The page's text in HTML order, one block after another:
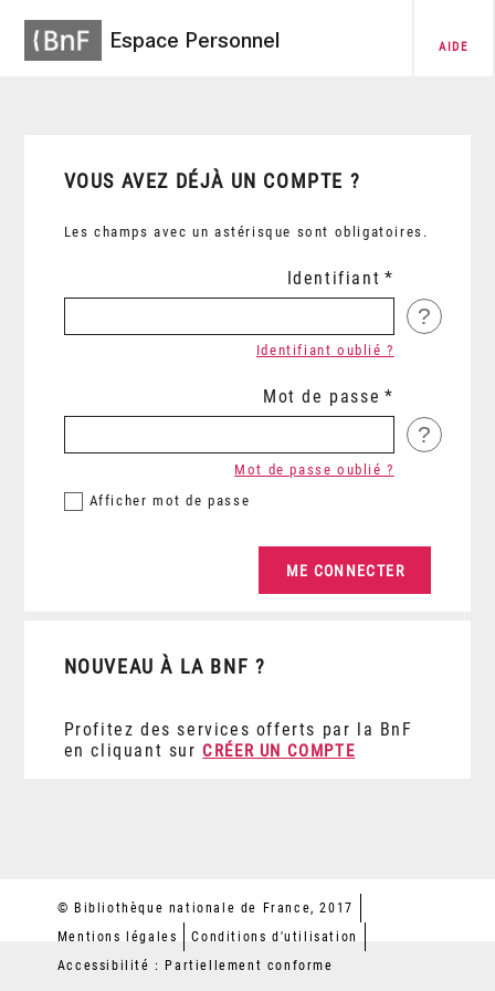
Espace Personnel AIDE
VOUS AVEZ DÉJÀ UN COMPTE ?
Les champs avec un astérisque sont obligatoires.
Identifiant
?
Identifiant oublié ?
Mot de passe
?
Afficher mot de passe
Mot de passe oublié ?
NOUVEAU À LA BNF ?
Profitez des services offerts par la BnF
en cliquant sur CRÉER UN COMPTE
© Bibliothèque nationale de France, 2017
Mentions légales
Conditions d'utilisation
Accessibilité : Partiellement conforme